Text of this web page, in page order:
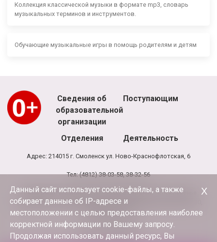
Коллекция классической музыки в формате mp3, словарь
музыкальных терминов и инструментов.
Обучающие музыкальные игры в помощь родителям и детям
Сведения об
образовательной
организации
Поступающим
Отделения Деятельность
Адрес: 214015 г. Смоленск ул. Ново-Краснофлотская, 6
Тел: (4812) 38-03-58, 38-32-56
Режим работы школы: 8.00 - 20.00, выходной - воскресенье
Режим работы администрации и бухгалтерии школы: 9.00-17.30,
обед 13.00-13.30
E-mail: terciya3@mail.ru
Данный сайт использует cookie-файлы, а также
собирает данные об IP-адресе и
местоположении с целью предоставления наиболее
корректной информации по Вашему запросу.
Продолжая использовать данный ресурс, Вы
Х